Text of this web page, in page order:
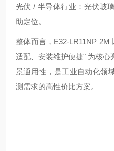
光伏 / 半导体行业：光伏玻
助定位。
整体而言，E32-LR11NP 2M
适配、安装维护便捷" 为核心
景通用性，是工业自动化领
测需求的高性价比方案。